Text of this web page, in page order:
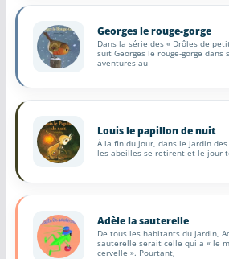
Georges le rouge-gorge
Dans la série des « Drôles de
suit Georges le rouge-gorge dans
aventures au
Louis le papillon de nuit
À la fin du jour, dans le jardin
les abeilles se retirent et le jour
Adèle la sauterelle
De tous les habitants du jardin,
sauterelle serait celle qui a « le
cervelle ». Pourtant,